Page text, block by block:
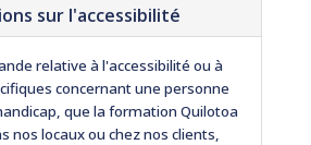
sur l'accessibilité
relative à l'accessibilité ou à
concernant une personne
que la formation Quilotoa
nos locaux ou chez nos clients,